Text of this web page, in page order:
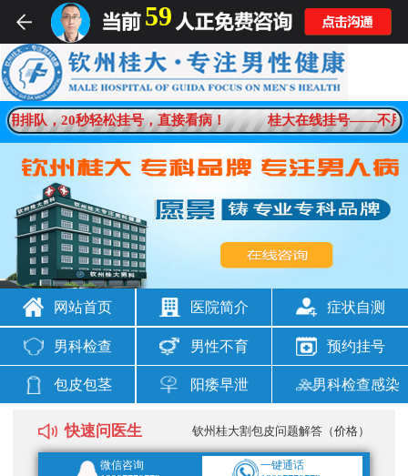
排队，20秒轻松挂号，直接看病！ 桂大在线挂号——不用
网站首页 医院简介 症状自测
男科检查 男性不育 预约挂号
包皮包茎 阳痿早泄 男科检查感染
快速问医生 钦州桂大割包皮问题解答（价格）
微信咨询
一键通话
59